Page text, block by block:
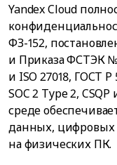
Yandex Cloud
ФЗ-152,
и Приказа ФСТЭК №
и ISO 27018, ГОСТ Р
SOC 2 Type 2,
среде
данных, цифровых
на физических ПК.